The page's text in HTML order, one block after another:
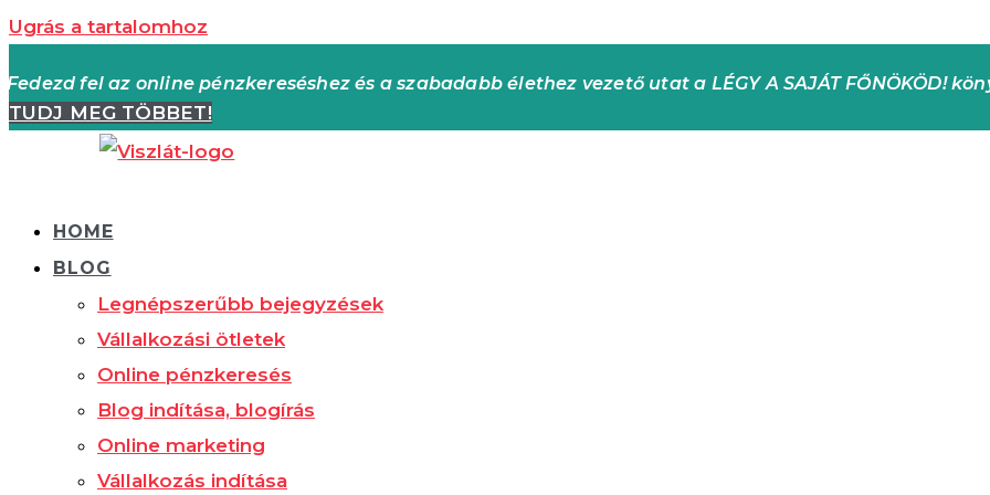
Ugrás a tartalomhoz
Fedezd fel az online pénzkereséshez és a szabadabb élethez vezető utat a LÉGY A SAJÁT FŐNÖKÖD!
TUDJ MEG TÖBBET!
HOME
BLOG
Legnépszerűbb bejegyzések
Vállalkozási ötletek
Online pénzkeresés
Blog indítása, blogírás
Online marketing
Vállalkozás indítása